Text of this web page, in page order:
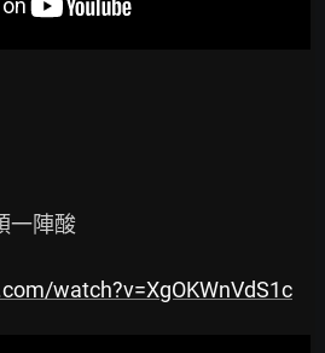
一陣酸
watch?v=XgOKWnVdS1c